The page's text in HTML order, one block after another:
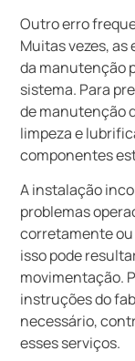
Outro erro
Muitas vezes,
da manutenção
sistema. Para
de manutenção
limpeza e
componentes
A instalação
problemas
corretamente
isso pode
movimentação.
instruções do
necessário,
esses serviços.